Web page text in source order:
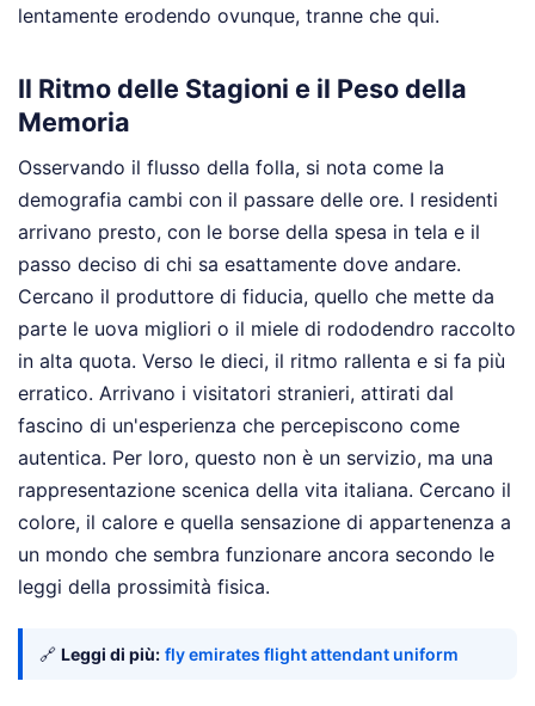
lentamente erodendo ovunque, tranne che qui.
Il Ritmo delle Stagioni e il Peso della
Memoria
Osservando il flusso della folla, si nota come la
demografia cambi con il passare delle ore. I residenti
arrivano presto, con le borse della spesa in tela e il
passo deciso di chi sa esattamente dove andare.
Cercano il produttore di fiducia, quello che mette da
parte le uova migliori o il miele di rododendro raccolto
in alta quota. Verso le dieci, il ritmo rallenta e si fa più
erratico. Arrivano i visitatori stranieri, attirati dal
fascino di un'esperienza che percepiscono come
autentica. Per loro, questo non è un servizio, ma una
rappresentazione scenica della vita italiana. Cercano il
colore, il calore e quella sensazione di appartenenza a
un mondo che sembra funzionare ancora secondo le
leggi della prossimità fisica.
🔗 Leggi di più: fly emirates flight attendant uniform